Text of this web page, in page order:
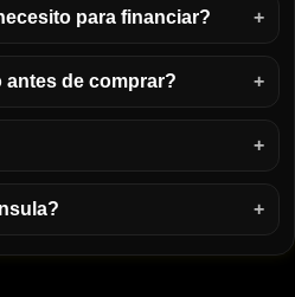
para financiar?
antes de comprar?